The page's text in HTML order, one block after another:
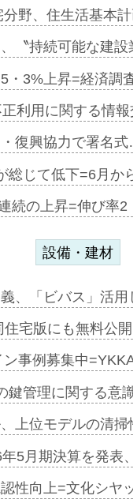
分野、住生活基本
〝持続可能な建
・3%上昇=経済調
利用に関する情
復興協力で署名
総じて低下=6月か
続の上昇=伸び率
設備・建材
、「ビバス」活
住宅版にも無料公
ン事例募集中
鍵管理に関する意
、上位モデルの清
5月期決算を発表
性向上=文化シヤ